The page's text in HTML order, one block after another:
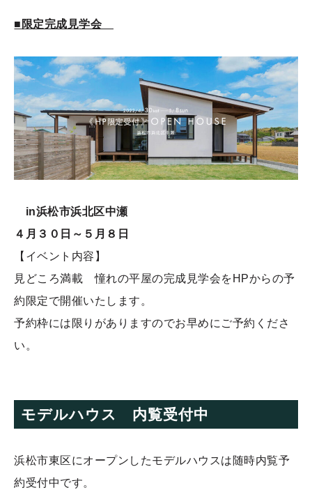
■限定完成見学会
in浜松市浜北区中瀬
４月３０日～５月８日
【イベント内容】
見どころ満載 憧れの平屋の完成見学会をHPからの予
約限定で開催いたします。
予約枠には限りがありますのでお早めにご予約くださ
い。
モデルハウス 内覧受付中
浜松市東区にオープンしたモデルハウスは随時内覧予
約受付中です。